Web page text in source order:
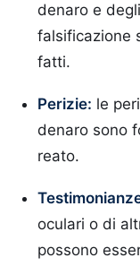
denaro e
falsificazione
fatti.
Perizie: le
denaro sono
reato.
oculari o di
possono